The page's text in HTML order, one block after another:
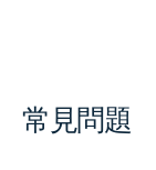
常見問題